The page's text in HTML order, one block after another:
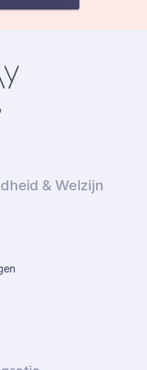
& Welzijn